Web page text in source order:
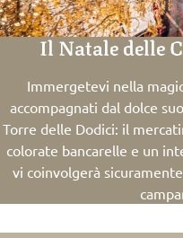
Il Natale delle
Immergetevi nella
accompagnati dal dolce
Torre delle Dodici: il
colorate bancarelle e un
vi coinvolgerà